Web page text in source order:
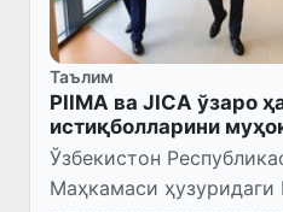
Таълим
PIIMA ва JICA ўзаро
истиқболларини
Ўзбекистон
Маҳкамаси